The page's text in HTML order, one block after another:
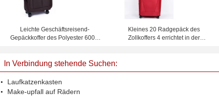
Leichte Geschäftsreisend-
Gepäckkoffer des Polyester 600D
Kleines 20 Radgepäck des
Zollkoffers 4 errichtet in der
In Verbindung stehende Suchen:
Laufkatzenkasten
Make-upfall auf Rädern